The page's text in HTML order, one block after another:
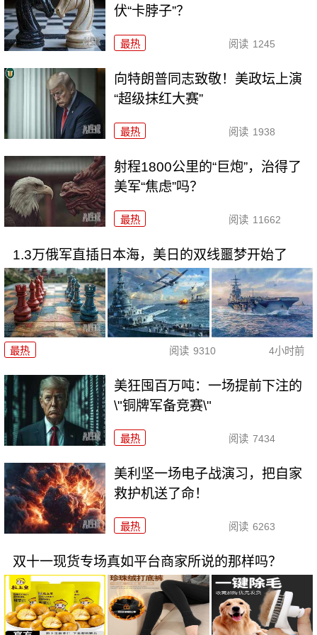
伏“卡脖子”？
最热 阅读 1245
向特朗普同志致敬！美政坛上演
“超级抹红大赛”
最热 阅读 1938
射程1800公里的“巨炮”，治得了
美军“焦虑”吗？
最热 阅读 11662
1.3万俄军直插日本海，美日的双线噩梦开始了
最热 阅读 9310 4小时前
美狂囤百万吨：一场提前下注的
\"铜牌军备竞赛\"
最热 阅读 7434
美利坚一场电子战演习，把自家
救护机送了命！
最热 阅读 6263
双十一现货专场真如平台商家所说的那样吗？